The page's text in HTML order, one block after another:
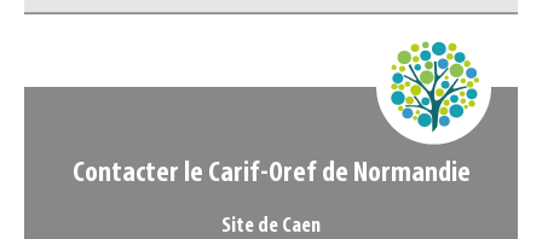
Contacter le Carif-Oref de Normandie
Site de Caen